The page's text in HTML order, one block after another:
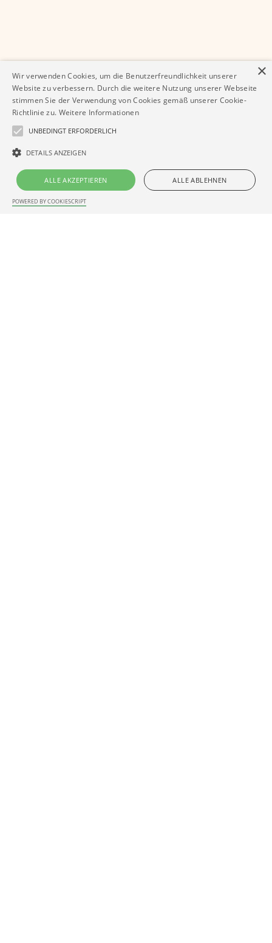
×
Wir verwenden Cookies, um die Benutzerfreundlichkeit unserer
Website zu verbessern. Durch die weitere Nutzung unserer Webseite
stimmen Sie der Verwendung von Cookies gemäß unserer Cookie-
Richtlinie zu. Weitere Informationen
UNBEDINGT ERFORDERLICH
DETAILS ANZEIGEN
ALLE AKZEPTIEREN ALLE ABLEHNEN
POWERED BY COOKIESCRIPT